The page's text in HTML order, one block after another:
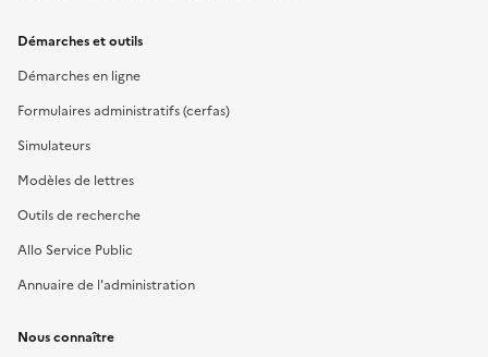
Démarches et outils
Démarches en ligne
Formulaires administratifs (cerfas)
Simulateurs
Modèles de lettres
Outils de recherche
Allo Service Public
Annuaire de l'administration
Nous connaître